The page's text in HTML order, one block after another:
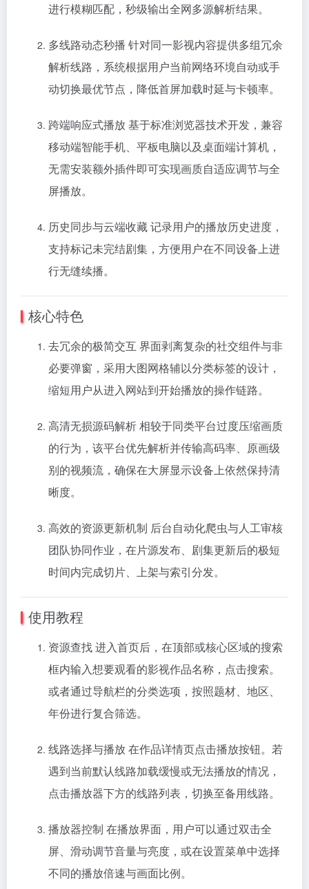
进行模糊匹配，秒级输出全网多源解析结果。
多线路动态秒播 针对同一影视内容提供多组冗余
解析线路，系统根据用户当前网络环境自动或手
动切换最优节点，降低首屏加载时延与卡顿率。
跨端响应式播放 基于标准浏览器技术开发，兼容
移动端智能手机、平板电脑以及桌面端计算机，
无需安装额外插件即可实现画质自适应调节与全
屏播放。
历史同步与云端收藏 记录用户的播放历史进度，
支持标记未完结剧集，方便用户在不同设备上进
行无缝续播。
核心特色
去冗余的极简交互 界面剥离复杂的社交组件与非
必要弹窗，采用大图网格辅以分类标签的设计，
缩短用户从进入网站到开始播放的操作链路。
高清无损源码解析 相较于同类平台过度压缩画质
的行为，该平台优先解析并传输高码率、原画级
别的视频流，确保在大屏显示设备上依然保持清
晰度。
高效的资源更新机制 后台自动化爬虫与人工审核
团队协同作业，在片源发布、剧集更新后的极短
时间内完成切片、上架与索引分发。
使用教程
资源查找 进入首页后，在顶部或核心区域的搜索
框内输入想要观看的影视作品名称，点击搜索。
或者通过导航栏的分类选项，按照题材、地区、
年份进行复合筛选。
线路选择与播放 在作品详情页点击播放按钮。若
遇到当前默认线路加载缓慢或无法播放的情况，
点击播放器下方的线路列表，切换至备用线路。
播放器控制 在播放界面，用户可以通过双击全
屏、滑动调节音量与亮度，或在设置菜单中选择
不同的播放倍速与画面比例。